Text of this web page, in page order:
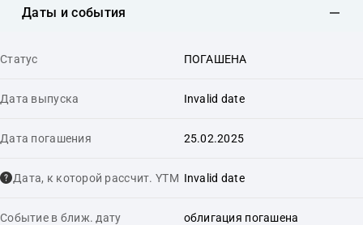
Даты и события
Статус ПОГАШЕНА
Дата выпуска Invalid date
Дата погашения 25.02.2025
Дата, к которой рассчит. YTM Invalid date
Событие в ближ. дату облигация погашена